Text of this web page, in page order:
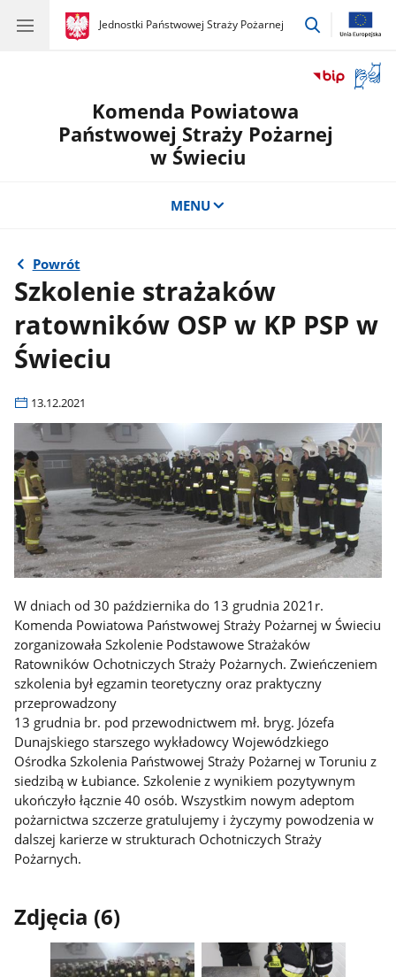
gov.pl
Jednostki Państwowej Straży Pożarnej
gov.pl
Jednostki
przejdź
okno
Komenda Powiatowa
Państwowej Straży Pożarnej
w Świeciu
MENU
Powrót
Szkolenie strażaków
ratowników OSP w KP PSP w
Świeciu
13.12.2021
W dniach od 30 października do 13 grudnia 2021r.
Komenda Powiatowa Państwowej Straży Pożarnej w Świeciu
zorganizowała Szkolenie Podstawowe Strażaków
Ratowników Ochotniczych Straży Pożarnych. Zwieńczeniem
szkolenia był egzamin teoretyczny oraz praktyczny
przeprowadzony
13 grudnia br. pod przewodnictwem mł. bryg. Józefa
Dunajskiego starszego wykładowcy Wojewódzkiego
Ośrodka Szkolenia Państwowej Straży Pożarnej w Toruniu z
siedzibą w Łubiance. Szkolenie z wynikiem pozytywnym
ukończyło łącznie 40 osób. Wszystkim nowym adeptom
pożarnictwa szczerze gratulujemy i życzymy powodzenia w
dalszej karierze w strukturach Ochotniczych Straży
Pożarnych.
Zdjęcia (6)